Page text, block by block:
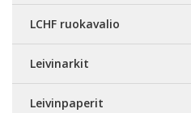
LCHF ruokavalio
Leivinarkit
Leivinpaperit